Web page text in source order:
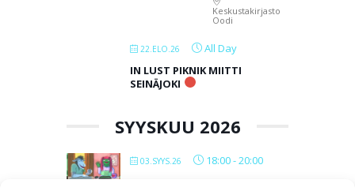
Keskustakirjasto
Oodi
22.ELO.26
All Day
IN LUST PIKNIK MIITTI
SEINÄJOKI
SYYSKUU 2026
03.SYYS.26 18:00-20:00